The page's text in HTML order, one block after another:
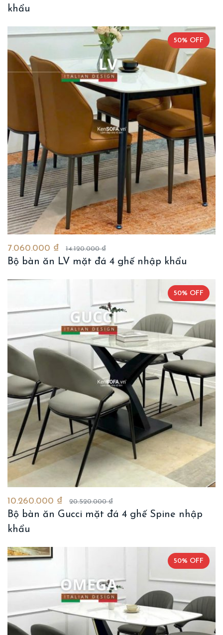
khẩu
50% OFF
7.060.000 ₫ 14.120.000 ₫
Bộ bàn ăn LV mặt đá 4 ghế nhập khẩu
50% OFF
10.260.000 ₫ 20.520.000 ₫
Bộ bàn ăn Gucci mặt đá 4 ghế Spine nhập
khẩu
50% OFF